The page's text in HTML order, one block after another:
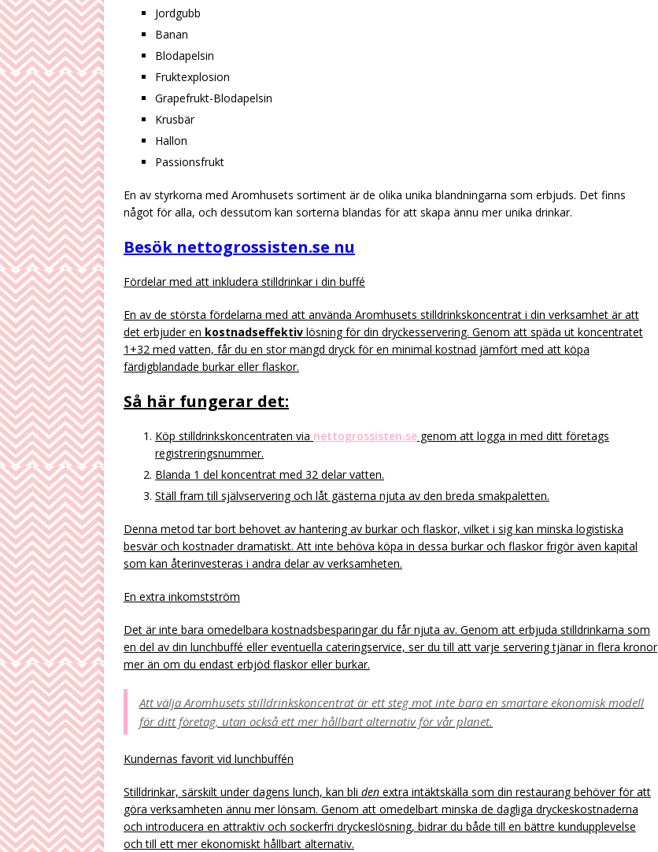
Jordgubb
Banan
Blodapelsin
Fruktexplosion
Grapefrukt-Blodapelsin
Krusbär
Hallon
Passionsfrukt
En av styrkorna med Aromhusets sortiment är de olika unika blandningarna som erbjuds. Det finns
något för alla, och dessutom kan sorterna blandas för att skapa ännu mer unika drinkar.
Besök nettogrossisten.se nu
Fördelar med att inkludera stilldrinkar i din buffé
En av de största fördelarna med att använda Aromhusets stilldrinkskoncentrat i din verksamhet är att
det erbjuder en kostnadseffektiv lösning för din dryckesservering. Genom att späda ut koncentratet
1+32 med vatten, får du en stor mängd dryck för en minimal kostnad jämfört med att köpa
färdigblandade burkar eller flaskor.
Så här fungerar det:
Köp stilldrinkskoncentraten via nettogrossisten.se genom att logga in med ditt företags
registreringsnummer.
Blanda 1 del koncentrat med 32 delar vatten.
Ställ fram till självservering och låt gästerna njuta av den breda smakpaletten.
Denna metod tar bort behovet av hantering av burkar och flaskor, vilket i sig kan minska logistiska
besvär och kostnader dramatiskt. Att inte behöva köpa in dessa burkar och flaskor frigör även kapital
som kan återinvesteras i andra delar av verksamheten.
En extra inkomstström
Det är inte bara omedelbara kostnadsbesparingar du får njuta av. Genom att erbjuda stilldrinkarna som
en del av din lunchbuffé eller eventuella cateringservice, ser du till att varje servering tjänar in flera kronor
mer än om du endast erbjöd flaskor eller burkar.
Att välja Aromhusets stilldrinkskoncentrat är ett steg mot inte bara en smartare ekonomisk modell
för ditt företag, utan också ett mer hållbart alternativ för vår planet.
Kundernas favorit vid lunchbuffén
Stilldrinkar, särskilt under dagens lunch, kan bli den extra intäktskälla som din restaurang behöver för att
göra verksamheten ännu mer lönsam. Genom att omedelbart minska de dagliga dryckeskostnaderna
och introducera en attraktiv och sockerfri dryckeslösning, bidrar du både till en bättre kundupplevelse
och till ett mer ekonomiskt hållbart alternativ.